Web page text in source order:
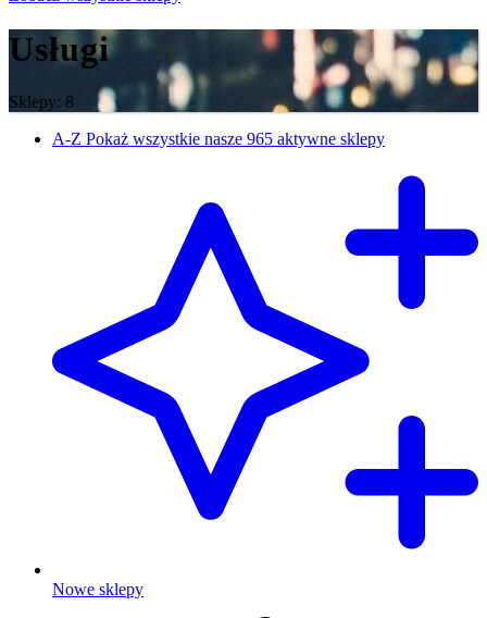
Usługi
Sklepy: 8
A-Z Pokaż wszystkie nasze 965 aktywne sklepy
Nowe sklepy